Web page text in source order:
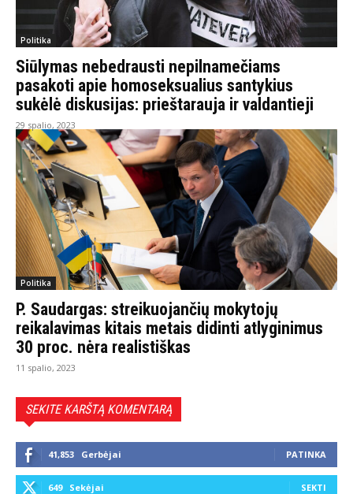
Politika
Siūlymas nebedrausti nepilnamečiams
pasakoti apie homoseksualius santykius
sukėlė diskusijas: prieštarauja ir valdantieji
29 spalio, 2023
Politika
P. Saudargas: streikuojančių mokytojų
reikalavimas kitais metais didinti atlyginimus
30 proc. nėra realistiškas
11 spalio, 2023
SEKITE KARŠTĄ KOMENTARĄ
41,853 Gerbėjai PATINKA
649 Sekėjai SEKTI